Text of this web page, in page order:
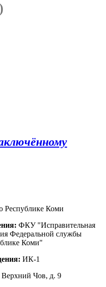
Коми
ФКУ "Исправительная
Федеральной службы
Коми"
ИК-1
Верхний Чов, д. 9